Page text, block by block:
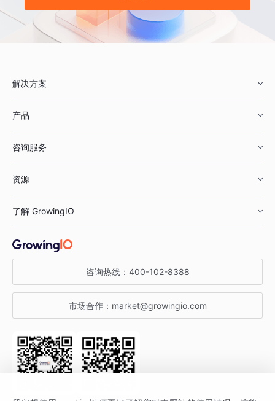
解决方案
鞋服行业
汽车行业
金融行业
产品
智能运营
获客分析
咨询服务
资源
增长公开课
增长博客
开发者文档
SDK 文档
了解 GrowingIO
关于 GrowingIO
增长大会
行业活动
咨询热线： 400-102-8388
市场合作： market@growingio.com